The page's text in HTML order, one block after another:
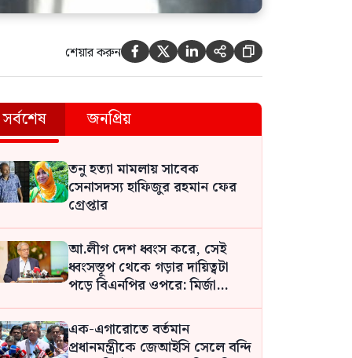
প্রতিরক্ষা সহযোগিতা জোরদারে
তুরস্ক, সৌদি ও পাকিস্তানের মধ্যে
চুক্তি স্বাক্ষরিত
শেয়ার করুন     
সর্বশেষ জনপ্রিয়
তনু হত্যা মামলায় সাবেক
সেনাসদস্য হাফিজুর রহমান ফের
গ্রেপ্তার
আ.লীগ দেশ ধ্বংস করে, সেই
ধ্বংসস্তূপ থেকে গড়ার দায়িত্বটা
পড়ে বিএনপির ওপরে: মির্জা
ফখরুল
এক-এগারোতে বর্তমান
প্রধানমন্ত্রীকে জেআইসি সেলে বন্দি